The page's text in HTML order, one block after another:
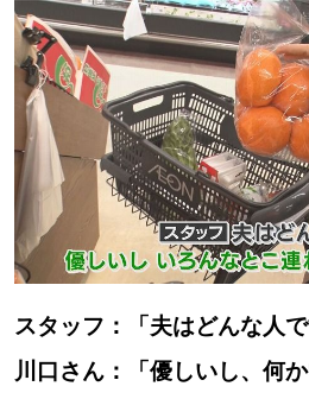
明日への”きっかけ
【道北のお気に入りを見つけた
【道東のお気に入りを見つけた
スタッフ：「夫はどんな人で
川口さん：「優しいし、何